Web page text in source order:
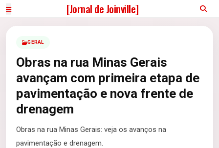
[Jornal de Joinville]
GERAL
Obras na rua Minas Gerais
avançam com primeira etapa de
pavimentação e nova frente de
drenagem
Obras na rua Minas Gerais: veja os avanços na
pavimentação e drenagem.